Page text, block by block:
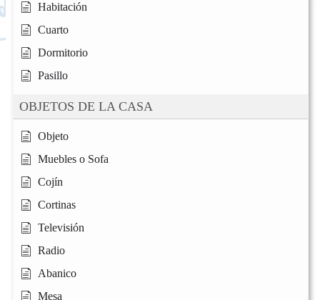
Habitación
Cuarto
Dormitorio
Pasillo
OBJETOS DE LA CASA
Objeto
Muebles o Sofa
Cojín
Cortinas
Televisión
Radio
Abanico
Mesa